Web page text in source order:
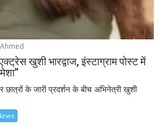
खुशी भारद्वाज, इंस्टाग्राम पोस्ट में
छात्रों के जारी प्रदर्शन के बीच अभिनेत्री खुशी